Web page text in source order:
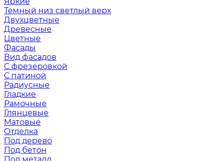
Темный низ светлый верх
Двухцветные
Древесные
Цветные
Фасады
Вид фасадов
С фрезеровкой
С патиной
Радиусные
Гладкие
Рамочные
Глянцевые
Матовые
Отделка
Под дерево
Под бетон